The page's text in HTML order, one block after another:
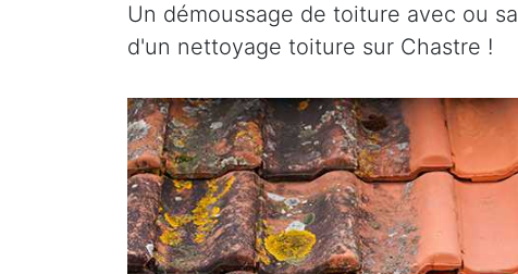
Un démoussage de toiture avec ou
d'un nettoyage toiture sur Chastre !